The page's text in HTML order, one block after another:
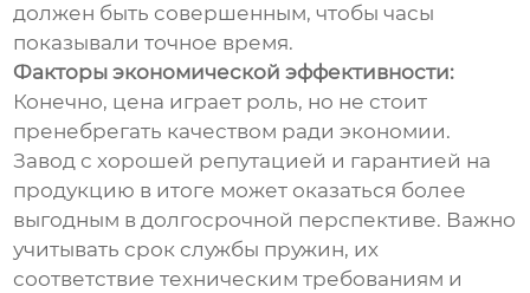
должен быть совершенным, чтобы часы
показывали точное время.
Факторы экономической эффективности:
Конечно, цена играет роль, но не стоит
пренебрегать качеством ради экономии.
Завод с хорошей репутацией и гарантией на
продукцию в итоге может оказаться более
выгодным в долгосрочной перспективе. Важно
учитывать срок службы пружин, их
соответствие техническим требованиям и